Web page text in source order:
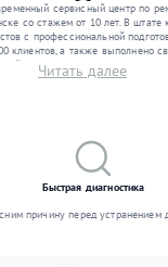
сервисный центр по
со стажем от 10 лет. В
с профессиональной
клиентов, а также выполнено
центр поступает от 300
уровня сложности и
Читать далее
Быстрая диагностика
причину перед устранением